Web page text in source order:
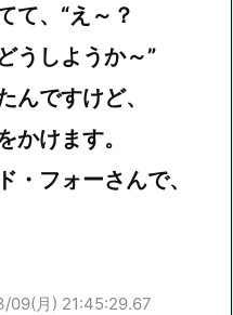
て、“え～？
うしようか～”
んですけど、
かけます。
・フォーさんで、
09(月) 21:45:29.67